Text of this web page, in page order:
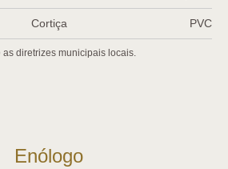
Cortiça PVC
as diretrizes municipais locais.
Enólogo